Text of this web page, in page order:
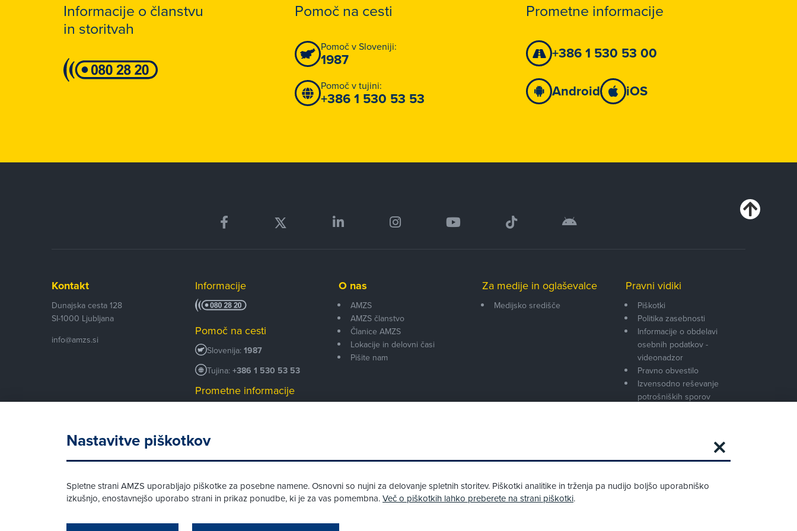
Obstoječi in novi AMZS člani, ki boste v
Informacije o članstvu
in storitvah
Pomoč na cesti
Pomoč v Sloveniji:
1987
Pomoč v tujini:
+386 1 530 53 53
Prometne informacije
+386 1 530 53 00
Android
iOS
Kontakt
Dunajska cesta 128
SI-1000 Ljubljana
info@amzs.si
Informacije
Pomoč na cesti
Slovenija: 1987
Tujina: +386 1 530 53 53
Prometne informacije
iOS AMZS
O nas
AMZS
AMZS članstvo
Članice AMZS
Lokacije in delovni časi
Pišite nam
Za medije in oglaševalce
Medijsko središče
Pravni vidiki
Piškotki
Politika zasebnosti
Informacije o obdelavi
osebnih podatkov -
videonadzor
Pravno obvestilo
Izvensodno reševanje
potrošniških sporov
Nastavitve piškotkov
Spletne strani AMZS uporabljajo piškotke za posebne namene. Osnovni so nujni za delovanje spletnih storitev. Piškotki analitike in trženja pa nudijo boljšo uporabniško
izkušnjo, enostavnejšo uporabo strani in prikaz ponudbe, ki je za vas pomembna.Več o piškotkih lahko preberete na strani piškotki.